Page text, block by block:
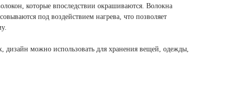
которые впоследствии окрашиваются. Волокна
под воздействием нагрева, что позволяет
дизайн можно использовать для хранения вещей, одежды,